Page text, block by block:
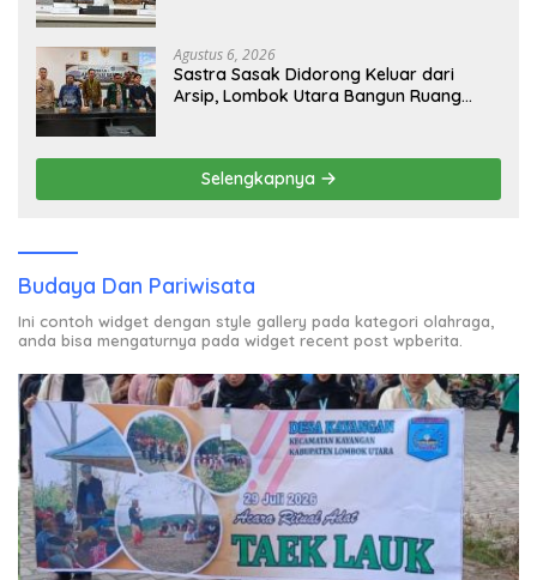
Agustus 6, 2026
Sastra Sasak Didorong Keluar dari
Arsip, Lombok Utara Bangun Ruang
Selengkapnya
Budaya Dan Pariwisata
Ini contoh widget dengan style gallery pada kategori olahraga,
anda bisa mengaturnya pada widget recent post wpberita.